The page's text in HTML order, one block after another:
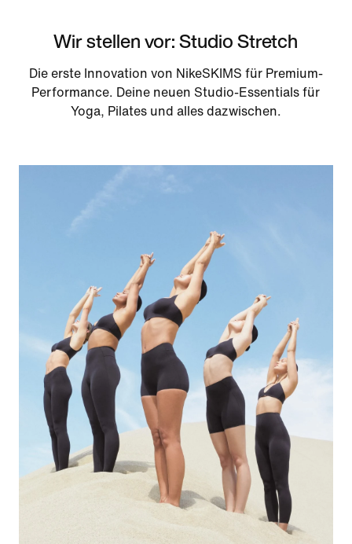
Wir stellen vor: Studio Stretch
Die erste Innovation von NikeSKIMS für Premium-
Performance. Deine neuen Studio-Essentials für
Yoga, Pilates und alles dazwischen.